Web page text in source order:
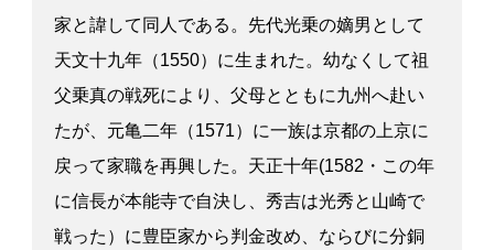
家と諱して同人である。先代光乗の嫡男として
天文十九年（1550）に生まれた。幼なくして祖
父乗真の戦死により、父母とともに九州へ赴い
たが、元亀二年（1571）に一族は京都の上京に
戻って家職を再興した。天正十年(1582・この年
に信長が本能寺で自決し、秀吉は光秀と山崎で
戦った）に豊臣家から判金改め、ならびに分銅